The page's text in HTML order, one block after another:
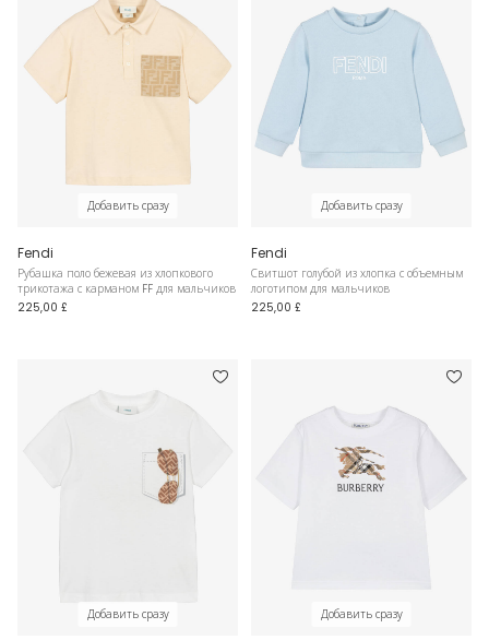
Добавить сразу
Fendi
Рубашка поло бежевая из хлопкового
трикотажа с карманом FF для мальчиков
225,00 £
Добавить сразу
Fendi
Свитшот голубой из хлопка с объемным
логотипом для мальчиков
225,00 £
Добавить сразу Добавить сразу